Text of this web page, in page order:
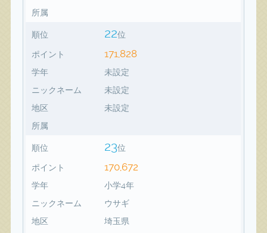
所属
順位 22位
ポイント 171,828
学年
未設定
ニックネーム
未設定
地区
未設定
所属
順位 23位
ポイント 170,672
学年
小学4年
ニックネーム
ウサギ
地区
埼玉県